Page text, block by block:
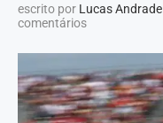
escrito por Lucas Andrade
comentários